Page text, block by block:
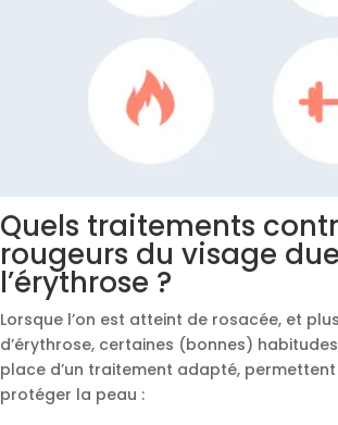
Quels traitements
rougeurs du visage
l’érythrose ?
Lorsque l’on est atteint de rosacée, et
d’érythrose, certaines (bonnes)
place d’un traitement adapté, permettent
protéger la peau :